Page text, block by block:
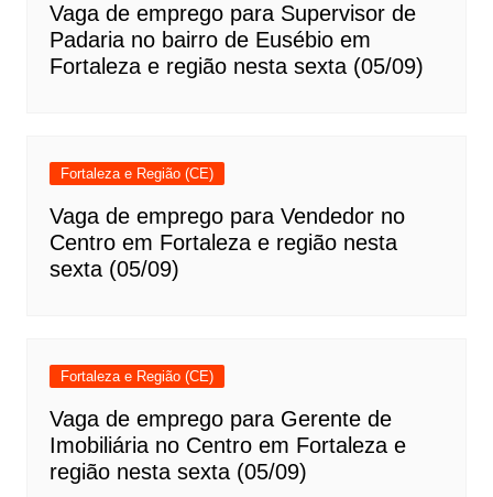
Vaga de emprego para Supervisor de
Padaria no bairro de Eusébio em
Fortaleza e região nesta sexta (05/09)
Fortaleza e Região (CE)
Vaga de emprego para Vendedor no
Centro em Fortaleza e região nesta
sexta (05/09)
Fortaleza e Região (CE)
Vaga de emprego para Gerente de
Imobiliária no Centro em Fortaleza e
região nesta sexta (05/09)